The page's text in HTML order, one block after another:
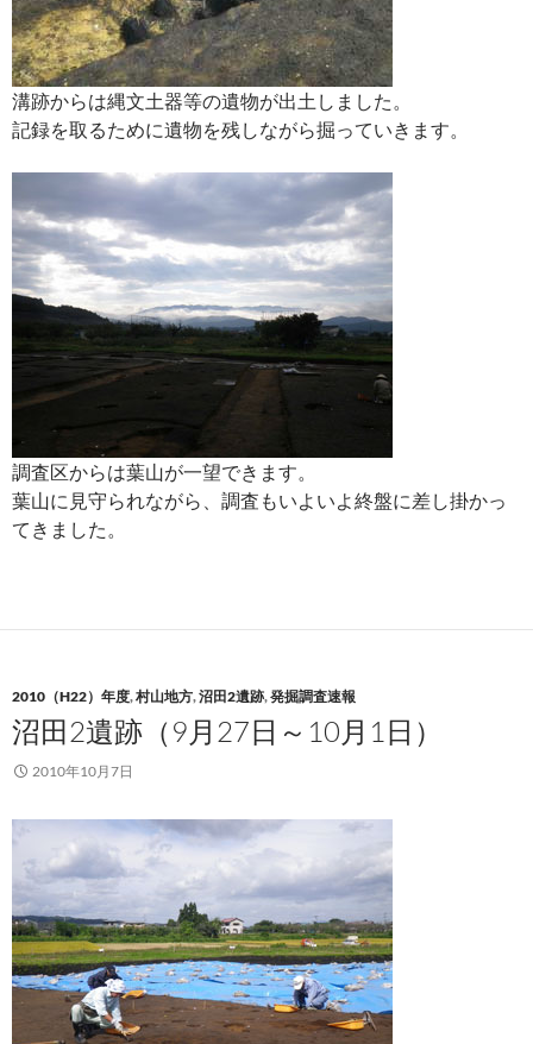
溝跡からは縄文土器等の遺物が出土しました。
記録を取るために遺物を残しながら掘っていきます。
調査区からは葉山が一望できます。
葉山に見守られながら、調査もいよいよ終盤に差し掛かっ
てきました。
2010（H22）年度,村山地方,沼田2遺跡,発掘調査速報
沼田2遺跡（9月27日～10月1日）
2010年10月7日